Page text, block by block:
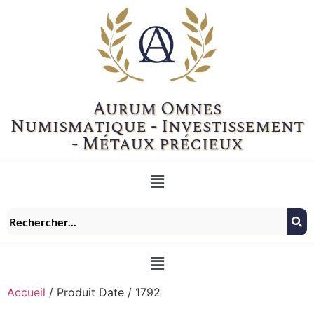
Aurum Omnes
Numismatique - Investissement
- Métaux précieux
Accueil / Produit Date / 1792